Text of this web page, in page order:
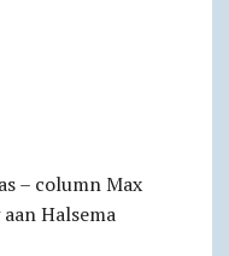
– column Max
Halsema